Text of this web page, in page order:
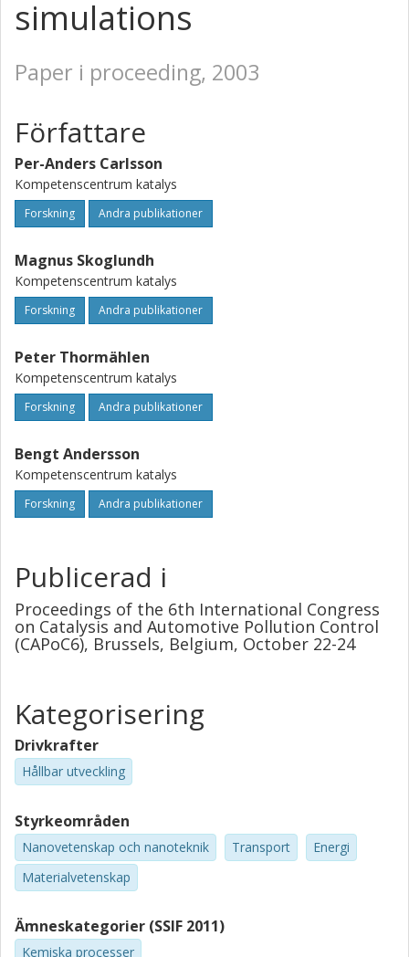
simulations
Paper i proceeding, 2003
Författare
Per-Anders Carlsson
Kompetenscentrum katalys
Forskning Andra publikationer
Magnus Skoglundh
Kompetenscentrum katalys
Forskning Andra publikationer
Peter Thormählen
Kompetenscentrum katalys
Forskning Andra publikationer
Bengt Andersson
Kompetenscentrum katalys
Forskning Andra publikationer
Publicerad i
Proceedings of the 6th International Congress
on Catalysis and Automotive Pollution Control
(CAPoC6), Brussels, Belgium, October 22-24
Kategorisering
Drivkrafter
Hållbar utveckling
Styrkeområden
Nanovetenskap och nanoteknik Transport
Energi
Materialvetenskap
Ämneskategorier (SSIF 2011)
Kemiska processer